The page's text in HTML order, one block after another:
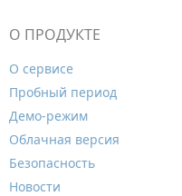
О ПРОДУКТЕ
О сервисе
Пробный период
Демо-режим
Облачная версия
Безопасность
Новости